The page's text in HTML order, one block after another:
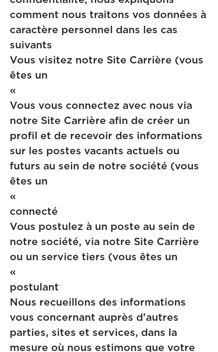
comment nous traitons vos données à
caractère personnel dans les cas
Vous visitez notre Site Carrière (vous
êtes un
«
Vous vous connectez avec nous via
notre Site Carrière afin de créer un
profil et de recevoir des informations
sur les postes vacants actuels ou
futurs au sein de notre société (vous
êtes un
«
Vous postulez à un poste au sein de
notre société, via notre Site Carrière
ou un service tiers (vous êtes un
«
Nous recueillons des informations
vous concernant auprès d'autres
parties, sites et services, dans la
mesure où nous estimons que votre